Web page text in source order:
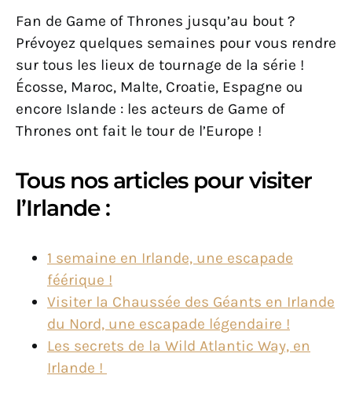
Fan de Game of Thrones jusqu’au bout ?
Prévoyez quelques semaines pour vous rendre
sur tous les lieux de tournage de la série !
Écosse, Maroc, Malte, Croatie, Espagne ou
encore Islande : les acteurs de Game of
Thrones ont fait le tour de l’Europe !
Tous nos articles pour visiter
l’Irlande :
1 semaine en Irlande, une escapade
féérique !
Visiter la Chaussée des Géants en Irlande
du Nord, une escapade légendaire !
Les secrets de la Wild Atlantic Way, en
Irlande !